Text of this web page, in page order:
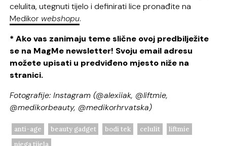
celulita, utegnuti tijelo i definirati lice pronađite na
Medikor webshopu.
* Ako vas zanimaju teme slične ovoj predbilježite
se na MagMe newsletter! Svoju email adresu
možete upisati u predviđeno mjesto niže na
stranici.
Fotografije: Instagram (@alexiiak, @liftmie,
@medikorbeauty, @medikorhrvatska)
anti-age beauty gadget bodi tek celulit
liftmie
njega tijela